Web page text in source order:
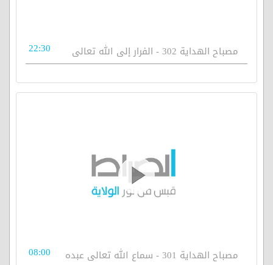
مصباح الهداية 302 - الفرار إلى الله تعالى 22:30
مصباح الهداية 301 - سماع الله تعالى عبده 08:00